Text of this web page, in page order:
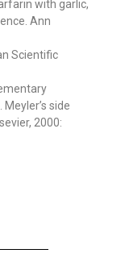
with garlic,
Ann
Scientific
side
2000: